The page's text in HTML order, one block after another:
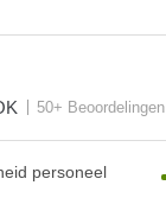
50+ Beoordelingen
personeel